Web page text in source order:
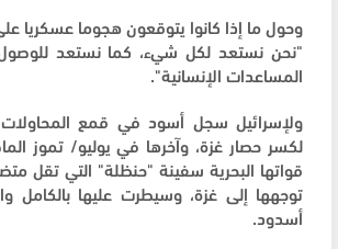
وحول ما إذا كانوا يتوقعون هجوما عسكريا
"نحن نستعد لكل شيء، كما نستعد
المساعدات الإنسانية".
ولإسرائيل سجل أسود في قمع المحاولات
لكسر حصار غزة، وآخرها في يوليو/ تموز
قواتها البحرية سفينة "حنظلة" التي تقل
توجهها إلى غزة، وسيطرت عليها بالكامل
أسدود.